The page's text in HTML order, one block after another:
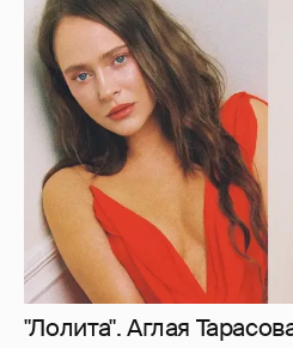
"Лолита". Аглая
платье с декольте и